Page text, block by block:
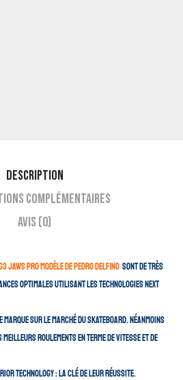
Description
complémentaires
Avis (0)
Jaws pro modèle de Pedro Delfino sont de très
optimales utilisant les technologies Next
marque sur le marché du skateboard. Néanmoins
roulements en terme de vitesse et de
technology : la clé de leur réussite.